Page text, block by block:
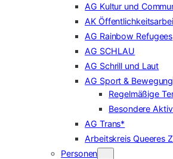
AG Kultur und
AK
AG Rainbow Refugees
AG SCHLAU
AG Schrill und Laut
AG Sport & Bewegung
Regelmäßige
Besondere
AG Trans*
Arbeitskreis Queeres
Personen